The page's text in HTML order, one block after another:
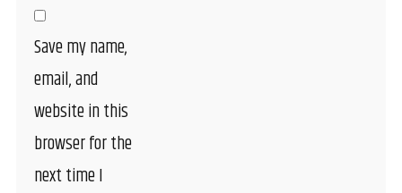
Save my name,
email, and
website in this
browser for the
next time I